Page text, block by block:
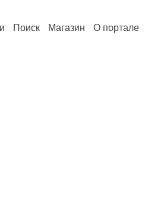
Поиск Магазин О портале